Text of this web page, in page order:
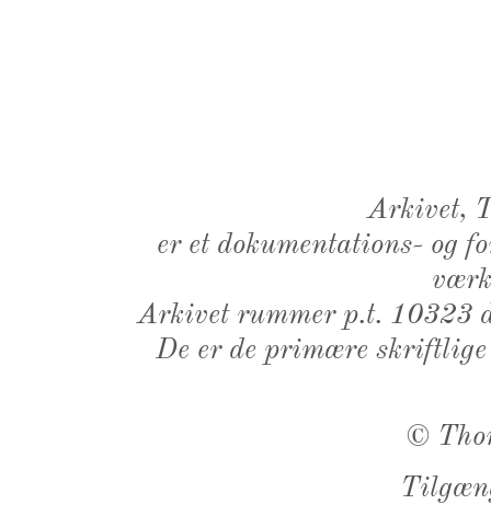
Arkivet,
er et dokumentations- og
Arkivet rummer p.t. 10323
De er de primære
©